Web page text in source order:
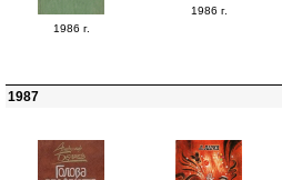
1986 г.
1986 г.
1987